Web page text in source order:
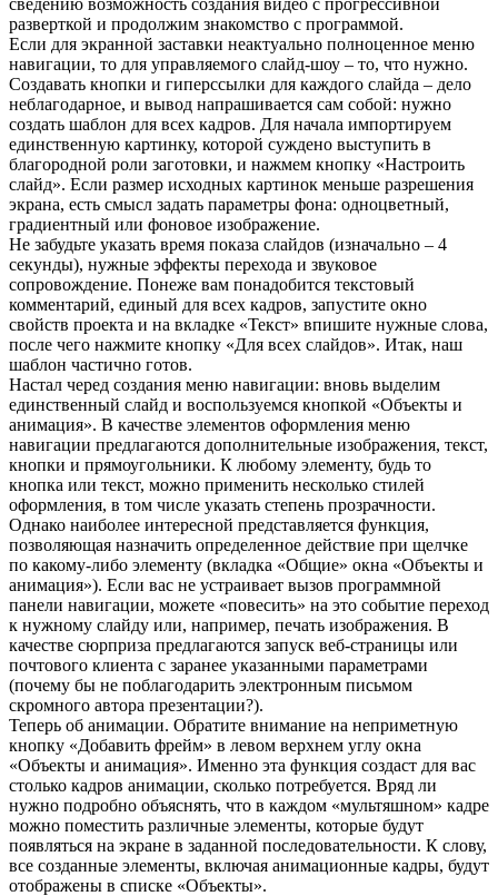
разверткой и продолжим знакомство с программой.
Если для экранной заставки неактуально полноценное меню
навигации, то для управляемого слайд-шоу – то, что нужно.
Создавать кнопки и гиперссылки для каждого слайда – дело
неблагодарное, и вывод напрашивается сам собой: нужно
создать шаблон для всех кадров. Для начала импортируем
единственную картинку, которой суждено выступить в
благородной роли заготовки, и нажмем кнопку «Настроить
слайд». Если размер исходных картинок меньше разрешения
экрана, есть смысл задать параметры фона: одноцветный,
градиентный или фоновое изображение.
Не забудьте указать время показа слайдов (изначально – 4
секунды), нужные эффекты перехода и звуковое
сопровождение. Понеже вам понадобится текстовый
комментарий, единый для всех кадров, запустите окно
свойств проекта и на вкладке «Текст» впишите нужные слова,
после чего нажмите кнопку «Для всех слайдов». Итак, наш
шаблон частично готов.
Настал черед создания меню навигации: вновь выделим
единственный слайд и воспользуемся кнопкой «Объекты и
анимация». В качестве элементов оформления меню
навигации предлагаются дополнительные изображения, текст,
кнопки и прямоугольники. К любому элементу, будь то
кнопка или текст, можно применить несколько стилей
оформления, в том числе указать степень прозрачности.
Однако наиболее интересной представляется функция,
позволяющая назначить определенное действие при щелчке
по какому-либо элементу (вкладка «Общие» окна «Объекты и
анимация»). Если вас не устраивает вызов программной
панели навигации, можете «повесить» на это событие переход
к нужному слайду или, например, печать изображения. В
качестве сюрприза предлагаются запуск веб-страницы или
почтового клиента с заранее указанными параметрами
(почему бы не поблагодарить электронным письмом
скромного автора презентации?).
Теперь об анимации. Обратите внимание на неприметную
кнопку «Добавить фрейм» в левом верхнем углу окна
«Объекты и анимация». Именно эта функция создаст для вас
столько кадров анимации, сколько потребуется. Вряд ли
нужно подробно объяснять, что в каждом «мультяшном» кадре
можно поместить различные элементы, которые будут
появляться на экране в заданной последовательности. К слову,
все созданные элементы, включая анимационные кадры, будут
отображены в списке «Объекты».